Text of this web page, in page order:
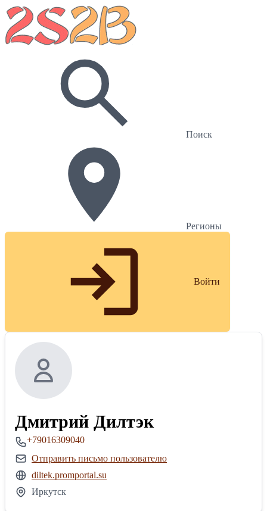
Поиск
Регионы
Войти
Дмитрий Дилтэк
+79016309040
Отправить письмо пользователю
diltek.promportal.su
Иркутск